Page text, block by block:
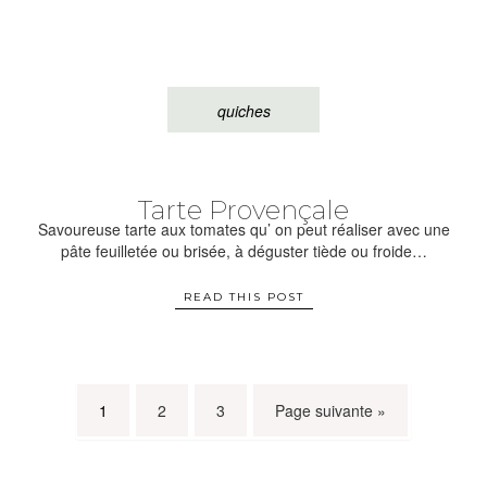
quiches
Tarte Provençale
Savoureuse tarte aux tomates qu’ on peut réaliser avec une
pâte feuilletée ou brisée, à déguster tiède ou froide…
READ THIS POST
1 2 3 Page suivante »